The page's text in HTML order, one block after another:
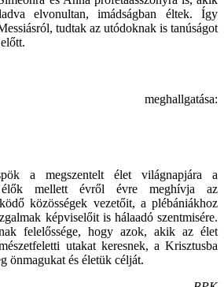
elvonultan, imádságban éltek. Így
tudtak az utódoknak is tanúságot
a megszentelt élet világnapjára a
élők mellett évről évre meghívja az
közösségek vezetőit, a plébániákhoz
képviselőit is hálaadó szentmisére.
felelőssége, hogy azok, akik az élet
utakat keresnek, a Krisztusba
önmagukat és életük célját.